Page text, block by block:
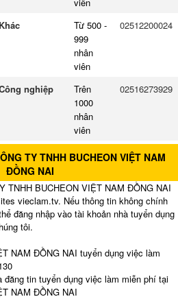
Khác
Từ 500 -
999
nhân
viên
02512200024
nghiệp
Trên
1000
nhân
viên
02516273929
TY TNHH BUCHEON VIỆT NAM
ĐỒNG NAI
TNHH BUCHEON VIỆT NAM ĐỒNG NAI
vieclam.tv. Nếu thông tin không chính
đăng nhập vào tài khoản nhà tuyển dụng
tôi.
NAM ĐỒNG NAI tuyển dụng việc làm
tin tuyển dụng việc làm miễn phí tại
NAM ĐỒNG NAI